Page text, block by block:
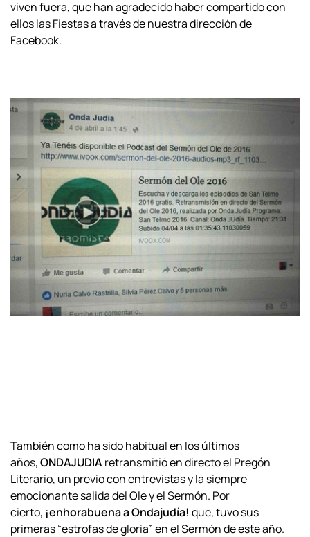
viven fuera, que han agradecido haber compartido con
ellos las Fiestas a través de nuestra dirección de
Facebook.
También como ha sido habitual en los últimos
años,ONDAJUDIA retransmitió en directo el Pregón
Literario, un previo con entrevistas y la siempre
emocionante salida del Ole y el Sermón. Por
cierto, ¡enhorabuena a Ondajudía! que, tuvo sus
primeras “estrofas de gloria” en el Sermón de este año.